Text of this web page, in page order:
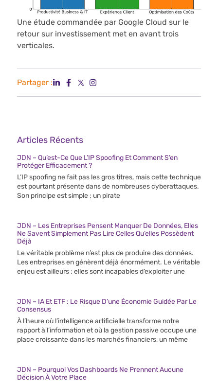
Une étude commandée par Google Cloud sur le
retour sur investissement met en avant trois
verticales.
Partager :
Articles Récents
JDN – Qu’est-Ce Que L’IP Spoofing Et Comment S’en
Protéger Efficacement ?
L’IP spoofing ne fait pas les gros titres, mais cette technique
est pourtant présente dans de nombreuses cyberattaques.
Son principe est simple ; un pirate
JDN – Les Entreprises Pensent Manquer De Données, Elles
Ne Savent Simplement Pas Lire Celles Qu’elles Possèdent
Déjà
Le véritable problème n’est plus de produire des données.
Les entreprises en génèrent déjà énormément. Le véritable
enjeu est ailleurs : elles sont incapables d’exploiter une
JDN – IA Et ETF : Le Risque D’une Économie Guidée Par Le
Consensus
À l’heure où l’intelligence artificielle transforme notre
rapport à l’information et où la gestion passive occupe une
place croissante dans les marchés financiers, un même
JDN – Pourquoi Vos Dashboards Ne Prennent Aucune
Décision À Votre Place